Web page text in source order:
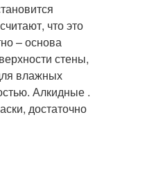
что это
– основа
стены,
влажных
Алкидные .
достаточно